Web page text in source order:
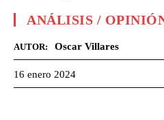
ANÁLISIS /
AUTOR: Oscar Villares
16 enero 2024